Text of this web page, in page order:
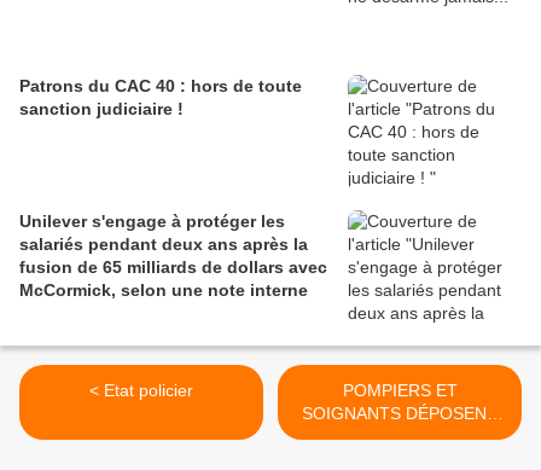
Patrons du CAC 40 : hors de toute
sanction judiciaire !
Unilever s'engage à protéger les
salariés pendant deux ans après la
fusion de 65 milliards de dollars avec
McCormick, selon une note interne
< Etat policier
POMPIERS ET
SOIGNANTS DÉPOSENT
CASQUES ET BLOUSES